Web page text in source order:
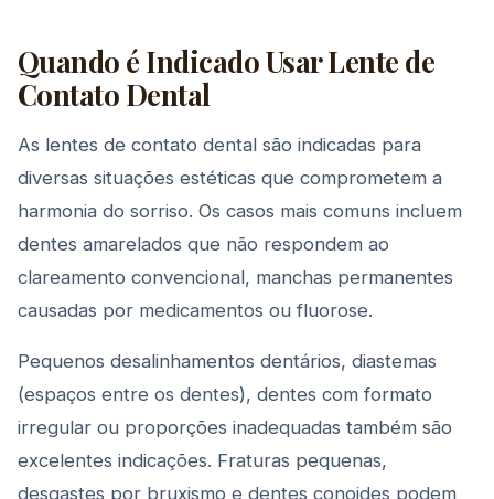
Quando é Indicado Usar Lente de
Contato Dental
As lentes de contato dental são indicadas para
diversas situações estéticas que comprometem a
harmonia do sorriso. Os casos mais comuns incluem
dentes amarelados que não respondem ao
clareamento convencional, manchas permanentes
causadas por medicamentos ou fluorose.
Pequenos desalinhamentos dentários, diastemas
(espaços entre os dentes), dentes com formato
irregular ou proporções inadequadas também são
excelentes indicações. Fraturas pequenas,
desgastes por bruxismo e dentes conoides podem